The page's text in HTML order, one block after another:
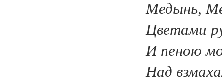
Медынь,
Цветами
И пеною
Над